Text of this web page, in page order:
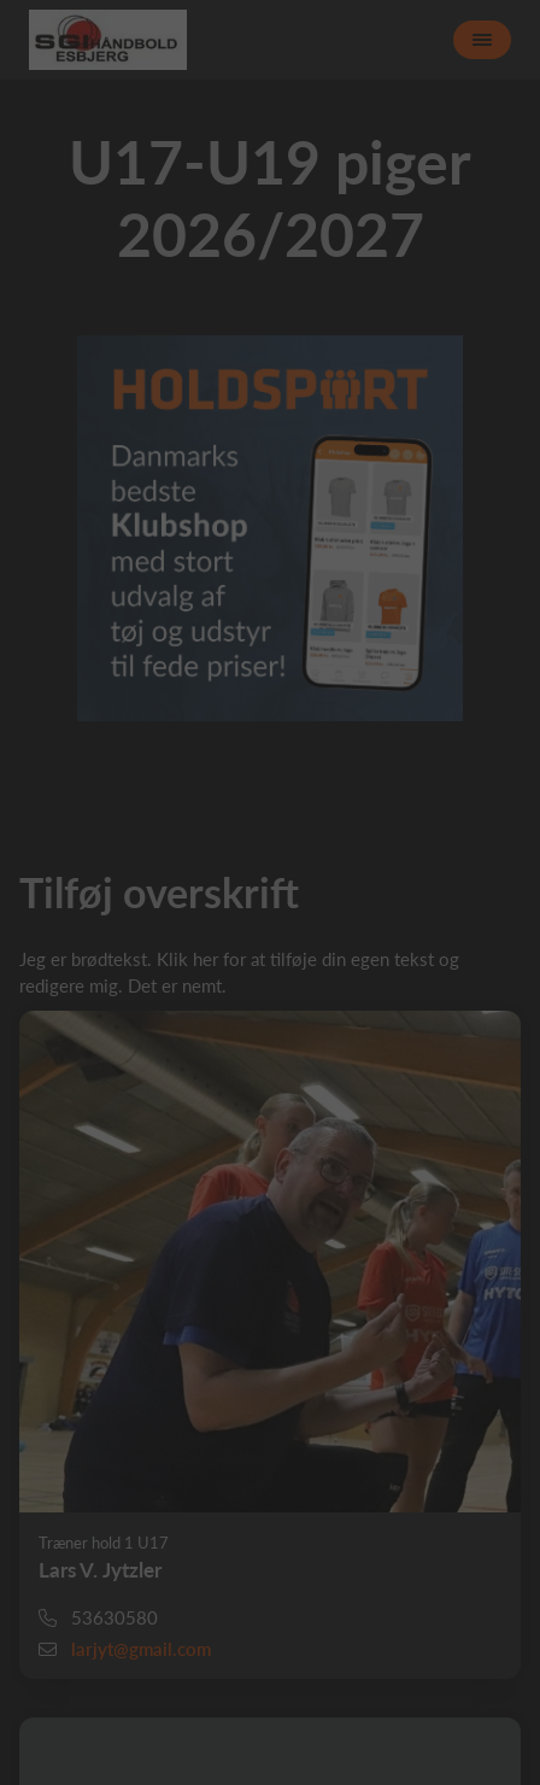
U17-U19 piger
2026/2027
Tilføj overskrift
Jeg er brødtekst. Klik her for at tilføje din egen tekst og
redigere mig. Det er nemt.
Træner hold 1 U17
Lars V. Jytzler
53630580
larjyt@gmail.com